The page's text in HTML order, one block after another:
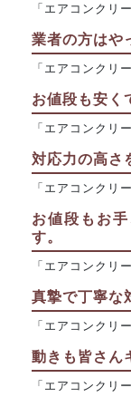
「エアコンクリ
業者の方はや
「エアコンクリ
お値段も安く
「エアコンクリ
対応力の高さ
「エアコンクリ
お値段もお
す。
「エアコンクリ
真摯で丁寧な
「エアコンクリ
動きも皆さん
「エアコンクリ